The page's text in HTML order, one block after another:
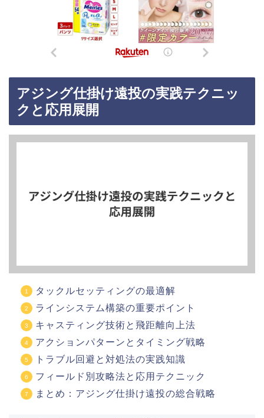
アジング仕掛け遠投の実践テクニッ
クと応用展開
タックルセッティングの最適解
ラインシステム構築の重要ポイント
キャスティング技術と飛距離向上法
アクションパターンとタイミング戦略
トラブル回避と対処法の実践知識
フィールド別攻略法と応用テクニック
まとめ：アジング仕掛け遠投の総合戦略